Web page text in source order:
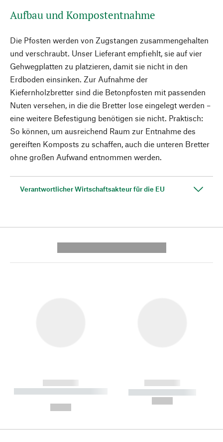
Aufbau und Kompostentnahme
Die Pfosten werden von Zugstangen zusammengehalten
und verschraubt. Unser Lieferant empfiehlt, sie auf vier
Gehwegplatten zu platzieren, damit sie nicht in den
Erdboden einsinken. Zur Aufnahme der
Kiefernholzbretter sind die Betonpfosten mit passenden
Nuten versehen, in die die Bretter lose eingelegt werden –
eine weitere Befestigung benötigen sie nicht. Praktisch:
So können, um ausreichend Raum zur Entnahme des
gereiften Komposts zu schaffen, auch die unteren Bretter
ohne großen Aufwand entnommen werden.
Verantwortlicher Wirtschaftsakteur für die EU
------------
----------- ----------- --------
------------
----------- -----------